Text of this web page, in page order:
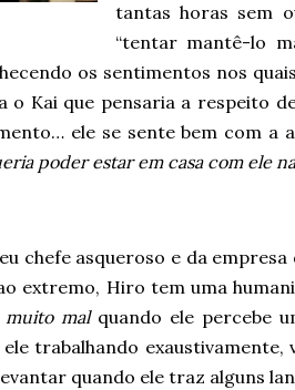
tantas horas sem
“tentar mantê-lo
os sentimentos nos
o Kai que pensaria a respeito
ele se sente bem com a
poder estar em casa com ele
chefe asqueroso e da
extremo, Hiro tem uma
muito malquando ele percebe
trabalhando exaustivamente,
quando ele traz alguns